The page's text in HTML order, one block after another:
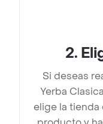
2.
Si deseas
Yerba
elige la tienda